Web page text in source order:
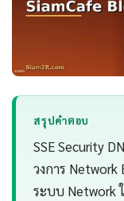
สรุปคำตอบ
SSE Security
วงการ
ระบบ Network